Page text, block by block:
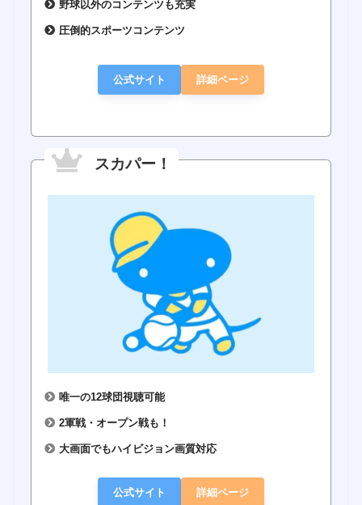
野球以外のコンテンツも充実
圧倒的スポーツコンテンツ
公式サイト 詳細ページ
スカパー！
唯一の12球団視聴可能
2軍戦・オープン戦も！
大画面でもハイビジョン画質対応
公式サイト 詳細ページ